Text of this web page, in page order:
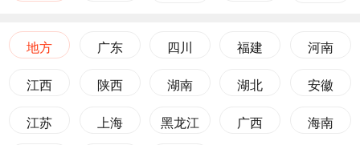
地方 广东 四川 福建 河南
江西 陕西 湖南 湖北 安徽
江苏 上海 黑龙江 广西 海南